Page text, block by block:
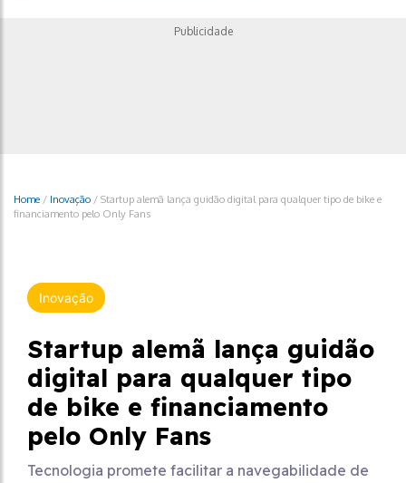
Publicidade
Home / Inovação / Startup alemã lança guidão digital para qualquer tipo de bike e
financiamento pelo Only Fans
Inovação
Startup alemã lança guidão
digital para qualquer tipo
de bike e financiamento
pelo Only Fans
Tecnologia promete facilitar a navegabilidade de